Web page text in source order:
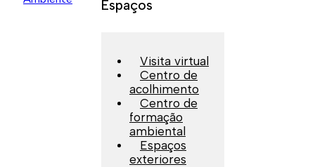
Espaços
Visita virtual
Centro de
acolhimento
Centro de
formação
ambiental
Espaços
exteriores